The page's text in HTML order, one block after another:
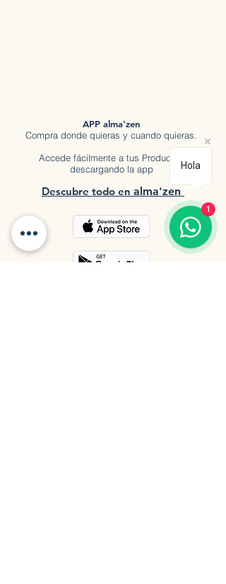
APP alma'zen
Compra donde quieras y cuando quieras.
Accede fácilmente a tus Productos
descargando la app
Descubre todo en a lma'zen
Hola
1